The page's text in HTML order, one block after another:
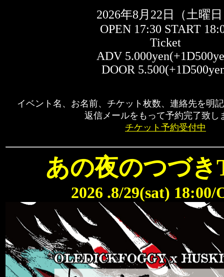
2026年8月22日（土曜
OPEN 17:30 START
Ticket
ADV
DOOR
イベント名、お名前、チケット枚数、連絡先を明
返信メールをもって予約完了致し
チケット予約受付中
あの夜のつづき
2026 .8/29(sat) 18:00/